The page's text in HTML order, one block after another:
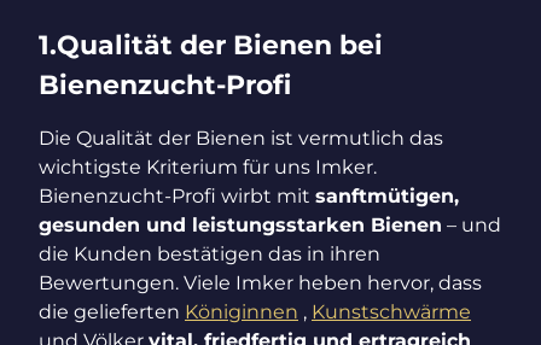
1.Qualität der Bienen bei
Bienenzucht-Profi
Die Qualität der Bienen ist vermutlich das
wichtigste Kriterium für uns Imker.
Bienenzucht-Profi wirbt mit sanftmütigen,
gesunden und leistungsstarken Bienen – und
die Kunden bestätigen das in ihren
Bewertungen. Viele Imker heben hervor, dass
die gelieferten Königinnen , Kunstschwärme